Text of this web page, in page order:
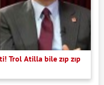
Trol Atilla bile zıp zıp